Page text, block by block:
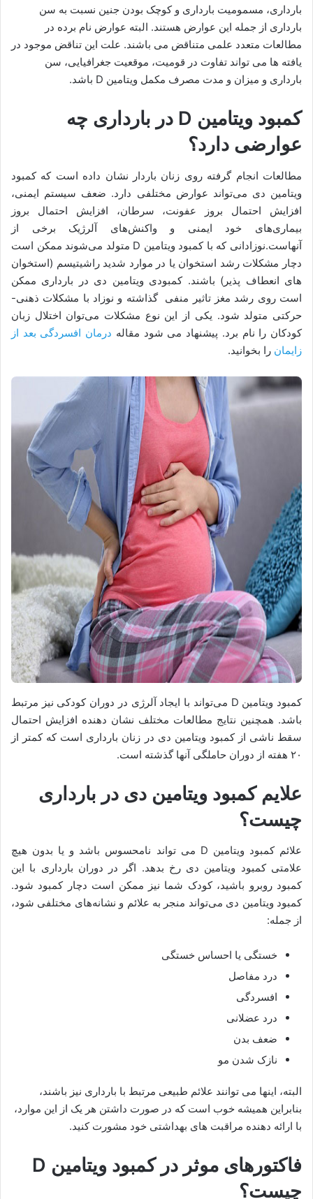
بارداری، مسمومیت بارداری و کوچک بودن جنین نسبت به سن
بارداری از جمله این عوارض هستند. البته عوارض نام برده در
مطالعات متعدد علمی متناقض می باشند. علت این تناقض موجود در
یافته ها می تواند تفاوت در قومیت، موقعیت جغرافیایی، سن
بارداری و میزان و مدت مصرف مکمل ویتامین D باشد.
کمبود ویتامین D در بارداری چه
عوارضی دارد؟
مطالعات انجام گرفته روی زنان باردار نشان داده است که کمبود
ویتامین دی می‌تواند عوارض مختلفی دارد. ضعف سیستم ایمنی،
افزایش احتمال بروز عفونت، سرطان، افزایش احتمال بروز
بیماری‌های خود ایمنی و واکنش‌های آلرژیک برخی از
آنهاست.نوزادانی که با کمبود ویتامین D متولد می‌شوند ممکن است
دچار مشکلات رشد استخوان یا در موارد شدید راشیتیسم (استخوان
های انعطاف پذیر) باشند. کمبودی ویتامین دی در بارداری ممکن
است روی رشد مغز تاثیر منفی گذاشته و نوزاد با مشکلات ذهنی-
حرکتی متولد شود. یکی از این نوع مشکلات می‌توان اختلال زبان
کودکان را نام برد. پیشنهاد می شود مقاله درمان افسردگی بعد از
زایمان را بخوانید.
کمبود ویتامین D می‌تواند با ایجاد آلرژی در دوران کودکی نیز مرتبط
باشد. همچنین نتایج مطالعات مختلف نشان دهنده افزایش احتمال
سقط ناشی از کمبود ویتامین دی در زنان بارداری است که کمتر از
۲۰ هفته از دوران حاملگی آنها گذشته است.
علایم کمبود ویتامین دی در بارداری
چیست؟
علائم کمبود ویتامین D می تواند نامحسوس باشد و یا بدون هیچ
علامتی کمبود ویتامین دی رخ بدهد. اگر در دوران بارداری با این
کمبود روبرو باشید، کودک شما نیز ممکن است دچار کمبود شود.
کمبود ویتامین دی می‌تواند منجر به علائم و نشانه‌های مختلفی شود،
از جمله:
خستگی یا احساس خستگی
درد مفاصل
افسردگی
درد عضلانی
ضعف بدن
نازک شدن مو
البته، اینها می توانند علائم طبیعی مرتبط با بارداری نیز باشند،
بنابراین همیشه خوب است که در صورت داشتن هر یک از این موارد،
با ارائه دهنده مراقبت های بهداشتی خود مشورت کنید.
فاکتورهای موثر در کمبود ویتامین D
چیست؟